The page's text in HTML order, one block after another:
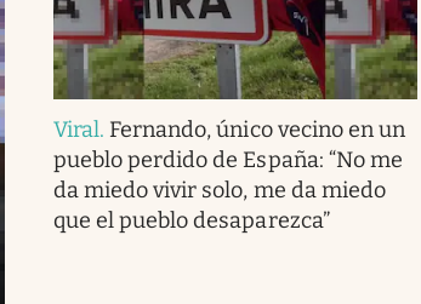
Viral. Fernando, único vecino en un
pueblo perdido de España: “No me
da miedo vivir solo, me da miedo
que el pueblo desaparezca”